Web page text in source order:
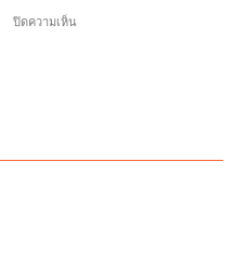
ปิดความเห็น
ว